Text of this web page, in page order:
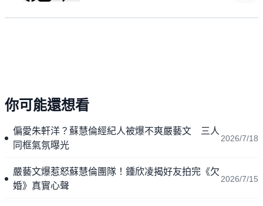
你可能還想看
偏愛朱軒洋？蘇慧倫經紀人被爆不爽嚴藝文 三人
同框氣氛曝光
2026/7/18
嚴藝文爆惹怒蘇慧倫團隊！鍾欣凌揭好友拍完《欠
婚》真實心聲
2026/7/15